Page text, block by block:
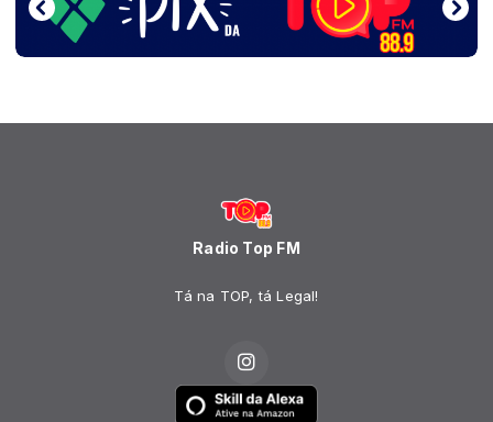
Radio Top FM
Tá na TOP, tá Legal!